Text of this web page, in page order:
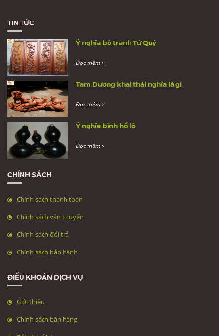
TIN TỨC
Ý nghĩa bộ tranh Tứ Quý
Đọc thêm
Tam Dương khai thái nghĩa là gì
Đọc thêm
Ý nghĩa bình hồ lô
Đọc thêm
CHÍNH SÁCH
Chính sách thanh toán
Chính sách vận chuyển
Chính sách đổi trả
Chính sách bảo hành
ĐIỀU KHOẢN DỊCH VỤ
Giới thiệu
Chính sách bán hàng